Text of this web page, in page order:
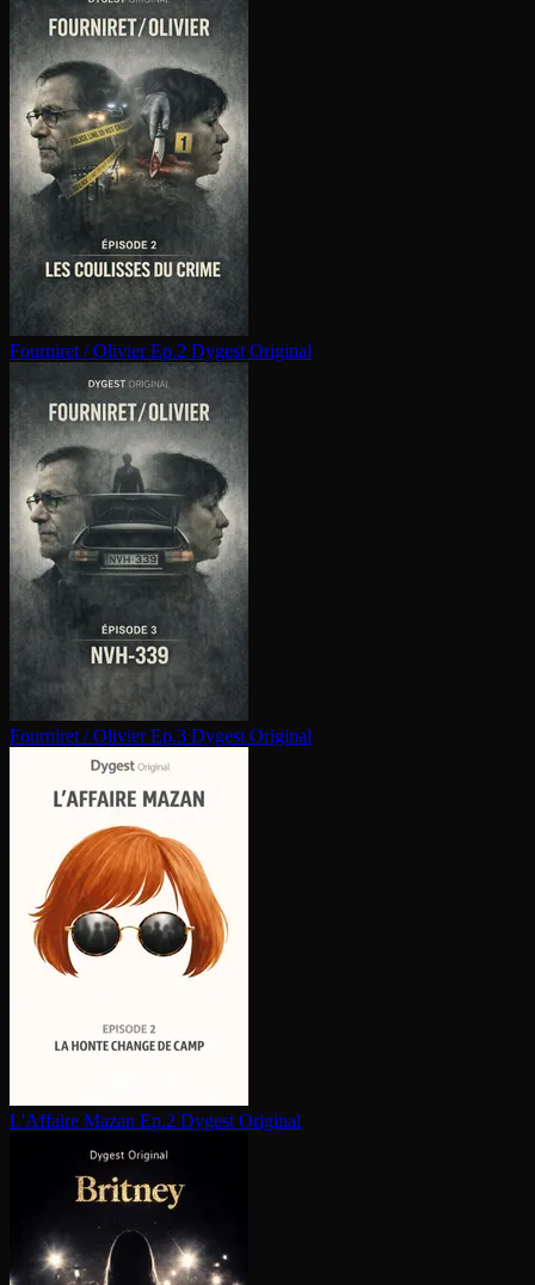
Fourniret / Olivier Ep.2 Dygest Original
Fourniret / Olivier Ep.3 Dygest Original
L'Affaire Mazan Ep.2 Dygest Original